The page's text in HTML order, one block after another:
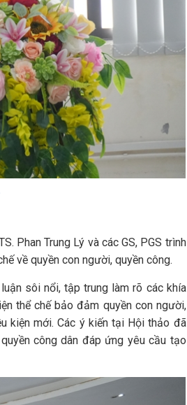
Phan Trung Lý và các GS, PGS trình
về quyền con người, quyền công.
sôi nổi, tập trung làm rõ các khía
thể chế bảo đảm quyền con người,
kiện mới. Các ý kiến tại Hội thảo đã
công dân đáp ứng yêu cầu tạo